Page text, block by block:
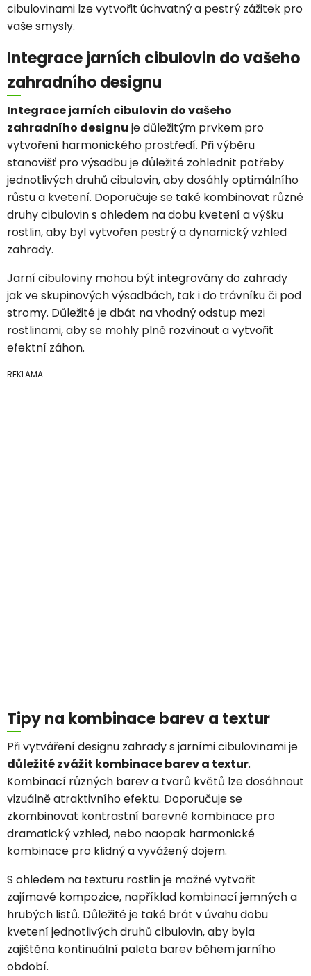
cibulovinami lze vytvořit úchvatný a pestrý zážitek pro
vaše smysly.
Integrace jarních cibulovin do vašeho
zahradního designu
Integrace jarních cibulovin do vašeho
zahradního designu je důležitým prvkem pro
vytvoření harmonického prostředí. Při výběru
stanovišť pro výsadbu je důležité zohlednit potřeby
jednotlivých druhů cibulovin, aby dosáhly optimálního
růstu a kvetení. Doporučuje se také kombinovat různé
druhy cibulovin s ohledem na dobu kvetení a výšku
rostlin, aby byl vytvořen pestrý a dynamický vzhled
zahrady.
Jarní cibuloviny mohou být integrovány do zahrady
jak ve skupinových výsadbách, tak i do trávníku či pod
stromy. Důležité je dbát na vhodný odstup mezi
rostlinami, aby se mohly plně rozvinout a vytvořit
efektní záhon.
REKLAMA
Tipy na kombinace barev a textur
Při vytváření designu zahrady s jarními cibulovinami je
důležité zvážit kombinace barev a textur.
Kombinací různých barev a tvarů květů lze dosáhnout
vizuálně atraktivního efektu. Doporučuje se
zkombinovat kontrastní barevné kombinace pro
dramatický vzhled, nebo naopak harmonické
kombinace pro klidný a vyvážený dojem.
S ohledem na texturu rostlin je možné vytvořit
zajímavé kompozice, například kombinací jemných a
hrubých listů. Důležité je také brát v úvahu dobu
kvetení jednotlivých druhů cibulovin, aby byla
zajištěna kontinuální paleta barev během jarního
období.